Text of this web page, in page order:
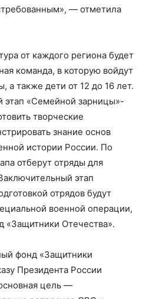
— отметила
от каждого региона будет
команда, в которую войдут
также дети от 12 до 16 лет.
этап «Семейной зарницы»-
творческие
знание основ
истории России. По
отберут отряды для
этап
отрядов будут
военной операции,
«Защитники Отечества».
фонд «Защитники
Президента России
цель —